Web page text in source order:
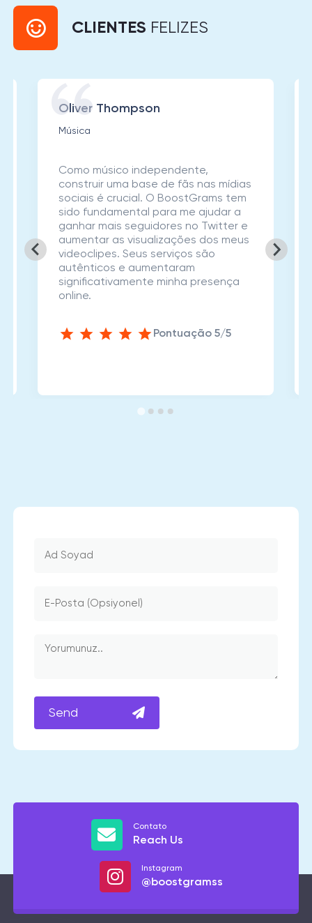
CLIENTES FELIZES
Oliver Thompson
Música
Como músico independente,
construir uma base de fãs nas mídias
sociais é crucial. O BoostGrams tem
sido fundamental para me ajudar a
ganhar mais seguidores no Twitter e
aumentar as visualizações dos meus
videoclipes. Seus serviços são
autênticos e aumentaram
significativamente minha presença
online.
Pontuação 5/5
Send
Contato
Reach Us
Instagram
@boostgramss